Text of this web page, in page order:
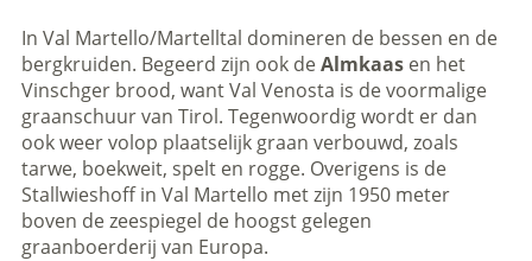
In Val Martello/Martelltal domineren de bessen en de
bergkruiden. Begeerd zijn ook deAlmkaas en het
Vinschger brood, want Val Venosta is de voormalige
graanschuur van Tirol. Tegenwoordig wordt er dan
ook weer volop plaatselijk graan verbouwd, zoals
tarwe, boekweit, spelt en rogge. Overigens is de
Stallwieshoff in Val Martello met zijn 1950 meter
boven de zeespiegel de hoogst gelegen
graanboerderij van Europa.